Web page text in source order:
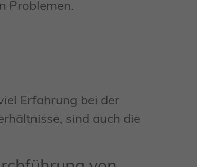
Problemen.
Erfahrung bei der
sind auch die